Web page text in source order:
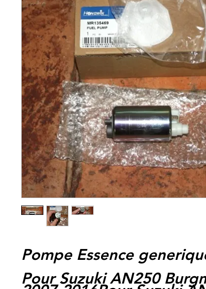
Pompe Essence
Pour Suzuki AN250